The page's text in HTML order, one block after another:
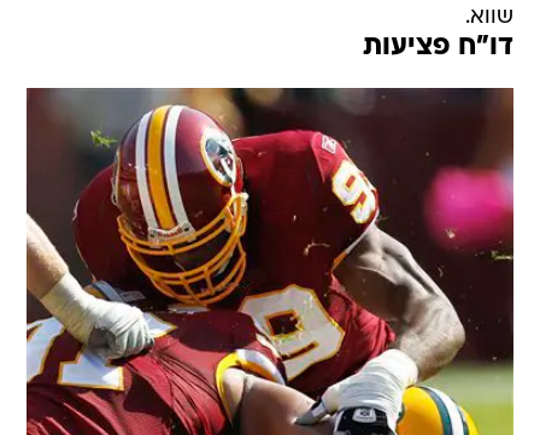
שווא.
דו"ח פציעות